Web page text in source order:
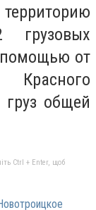
грузовых
помощью от
Красного
общей
Ctrl + Enter, щоб